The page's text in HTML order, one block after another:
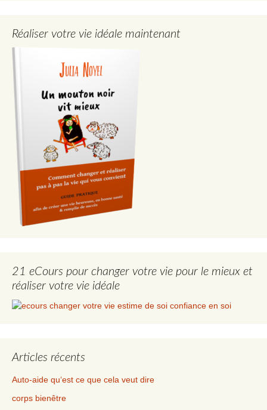
Réaliser votre vie idéale maintenant
21 eCours pour changer votre vie pour le mieux et
réaliser votre vie idéale
Articles récents
Auto-aide qu‘est ce que cela veut dire
corps bienêtre